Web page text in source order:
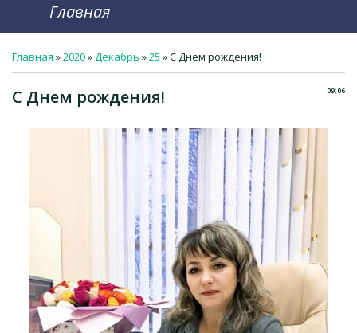
Главная
Главная »2020»Декабрь »25 » С Днем рождения!
09:06
С Днем рождения!